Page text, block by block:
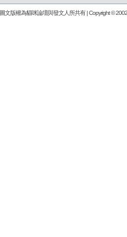
圖文版權為貓咪論壇與發文人所共有 | Copyright ©